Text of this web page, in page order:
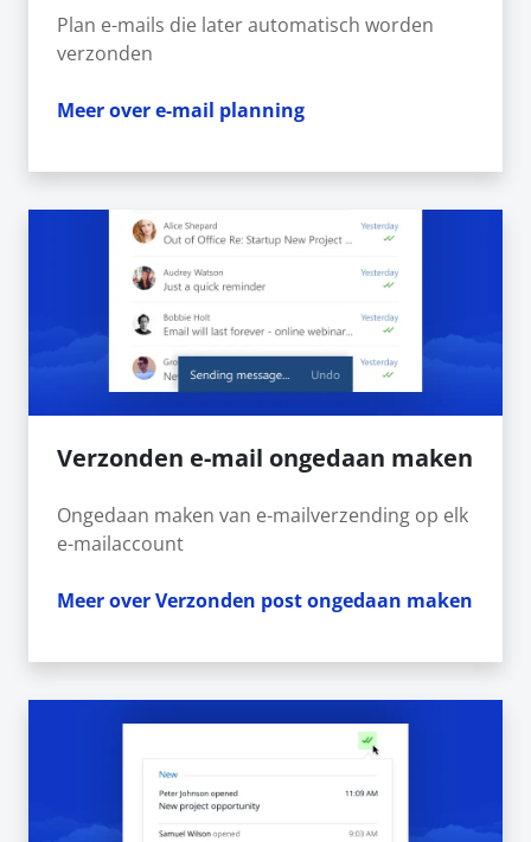
Plan e-mails die later automatisch worden
verzonden
Meer over e-mail planning
Verzonden e-mail ongedaan maken
Ongedaan maken van e-mailverzending op elk
e-mailaccount
Meer over Verzonden post ongedaan maken